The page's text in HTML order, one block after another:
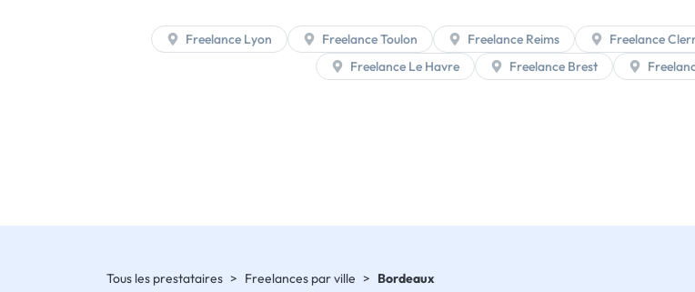
Freelance Lyon Freelance Toulon Freelance Reims Freelance
Freelance Le Havre
Freelance Brest
Tous les prestataires > Freelances par ville > Bordeaux